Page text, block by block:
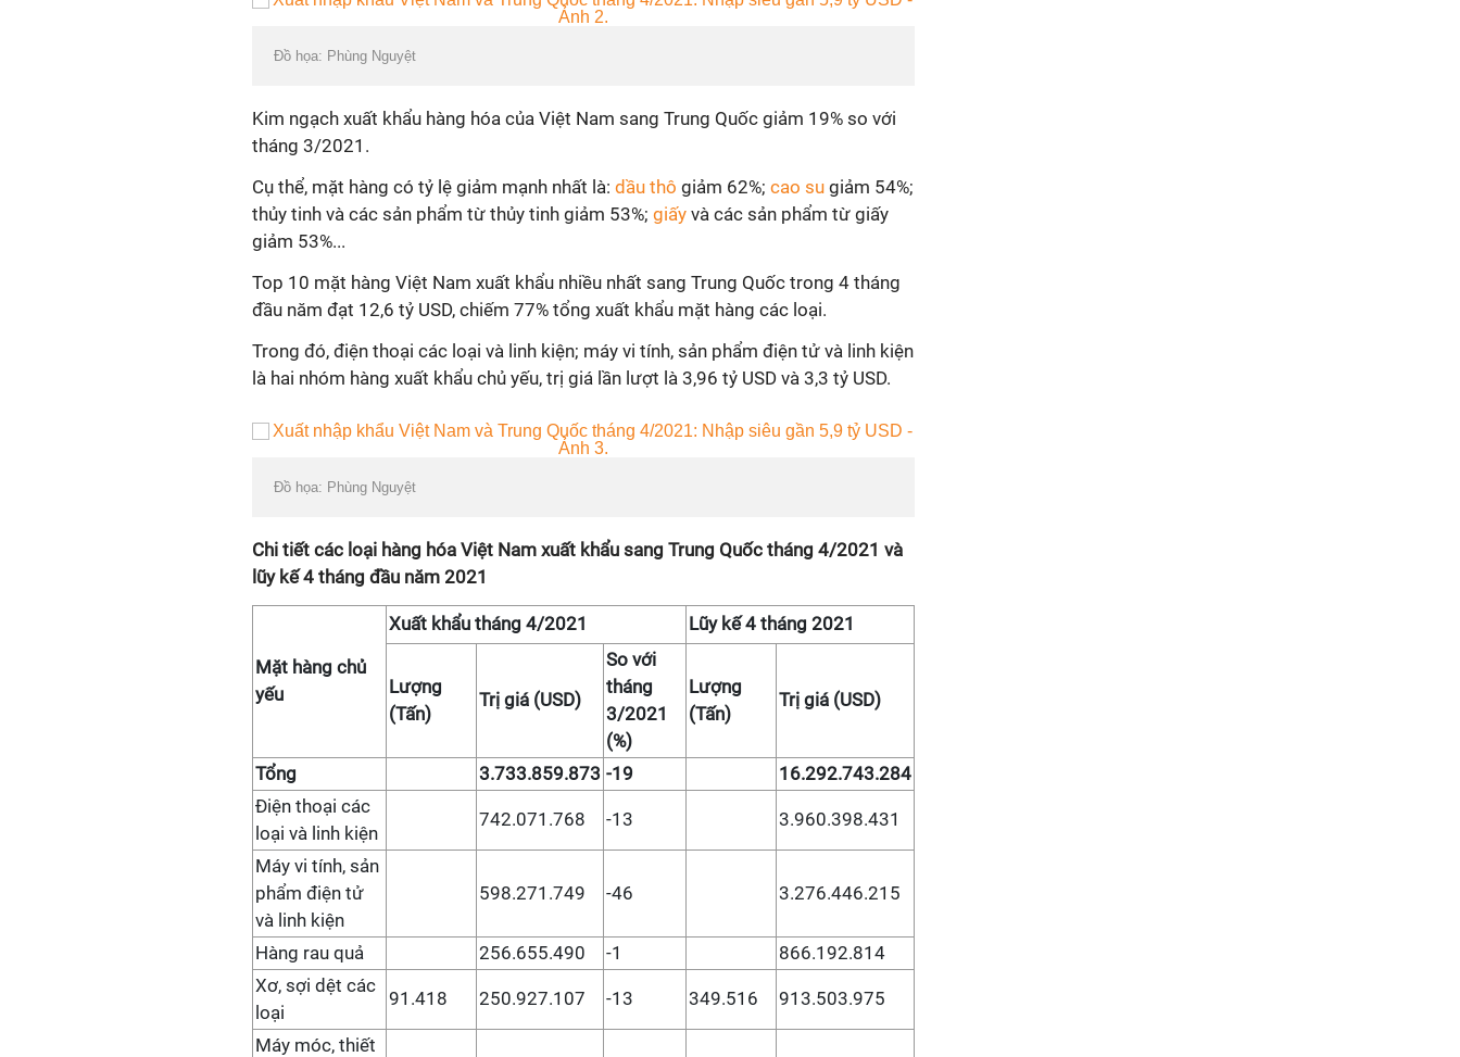
Đồ họa: Phùng Nguyệt
Kim ngạch xuất khẩu hàng hóa của Việt Nam sang Trung Quốc giảm 19% so với
tháng 3/2021.
Cụ thể, mặt hàng có tỷ lệ giảm mạnh nhất là: dầu thô giảm 62%; cao su giảm 54%;
thủy tinh và các sản phẩm từ thủy tinh giảm 53%; giấy và các sản phẩm từ giấy
giảm 53%...
Top 10 mặt hàng Việt Nam xuất khẩu nhiều nhất sang Trung Quốc trong 4 tháng
đầu năm đạt 12,6 tỷ USD, chiếm 77% tổng xuất khẩu mặt hàng các loại.
Trong đó, điện thoại các loại và linh kiện; máy vi tính, sản phẩm điện tử và linh kiện
là hai nhóm hàng xuất khẩu chủ yếu, trị giá lần lượt là 3,96 tỷ USD và 3,3 tỷ USD.
Đồ họa: Phùng Nguyệt
Chi tiết các loại hàng hóa Việt Nam xuất khẩu sang Trung Quốc tháng 4/2021 và
lũy kế 4 tháng đầu năm 2021
Mặt hàng chủ
yếu
Xuất khẩu tháng 4/2021 Lũy kế 4 tháng 2021
Lượng
(Tấn)
Trị giá (USD)
So với
tháng
3/2021
(%)
Lượng
(Tấn)
Trị giá (USD)
Tổng 3.733.859.873 -19
16.292.743.284
Điện thoại các
loại và linh kiện
742.071.768 -13 3.960.398.431
Máy vi tính, sản
phẩm điện tử
và linh kiện
598.271.749 -46 3.276.446.215
Hàng rau quả 256.655.490 -1
866.192.814
Xơ, sợi dệt các
loại
91.418 250.927.107 -13 349.516 913.503.975
Máy móc, thiết